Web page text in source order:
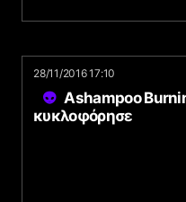
28/11/2016 17:10
Ashampoo
κυκλοφόρησε